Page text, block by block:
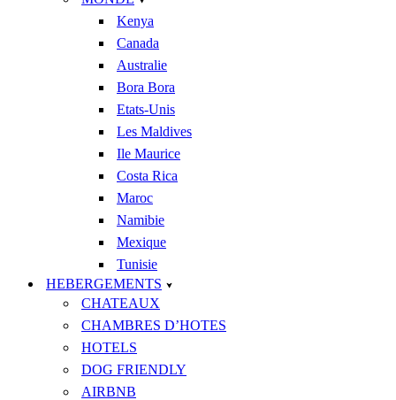
Kenya
Canada
Australie
Bora Bora
Etats-Unis
Les Maldives
Ile Maurice
Costa Rica
Maroc
Namibie
Mexique
Tunisie
HEBERGEMENTS
CHATEAUX
CHAMBRES D’HOTES
HOTELS
DOG FRIENDLY
AIRBNB